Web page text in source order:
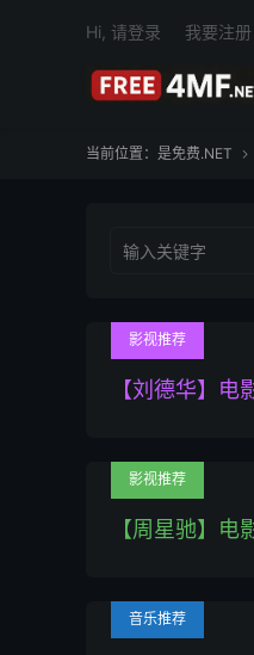
Hi, 请登录 我要注册
当前位置： 是免费.NET 
影视推荐
【刘德华】
影视推荐
【周星驰】
音乐推荐